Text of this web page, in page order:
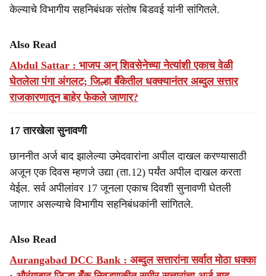
केल्याचे विभागीय सहनिबंधक संतोष बिडवई यांनी सांगितले.
Also Read
Abdul Sattar : भाजप अन् शिवसेनेच्या नेत्यांशी एकाच वेळी
घेतलेला पंगा अंगलट; जिल्हा बँकेतील धक्क्यानंतर अब्दुल सत्तार
राजकारणातून बाहेर फेकले जाणार?
17 तारखेला सुनावणी
छाननीत अर्ज बाद झालेल्या उमेदवारांना अपील दाखल करण्यासाठी
अजून एक दिवस म्हणजे उद्या (ता.12) पर्यंत अपील दाखल करता
येईल. सर्व अपीलांवर 17 जूनला एकाच दिवशी सुनावणी घेतली
जाणार असल्याचे विभागीय सहनिबंधकांनी सांगितले.
Also Read
Aurangabad DCC Bank : अब्दुल सत्तारांना सर्वात मोठा धक्का